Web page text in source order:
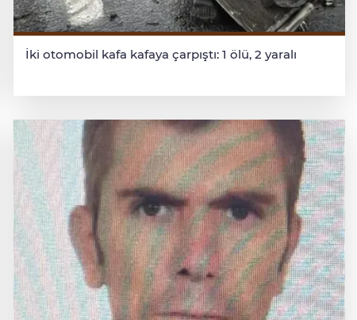
İki otomobil kafa kafaya çarpıştı: 1 ölü, 2 yaralı